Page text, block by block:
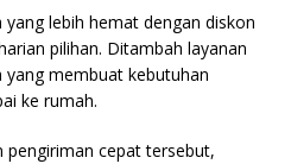
lebih hemat dengan diskon
pilihan. Ditambah layanan
yang membuat kebutuhan
ke rumah.
pengiriman cepat tersebut,